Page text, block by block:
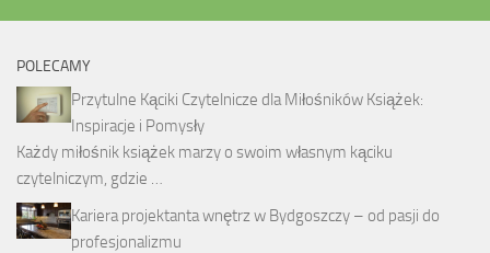
POLECAMY
Przytulne Kąciki Czytelnicze dla Miłośników Książek:
Inspiracje i Pomysły
Każdy miłośnik książek marzy o swoim własnym kąciku
czytelniczym, gdzie …
Kariera projektanta wnętrz w Bydgoszczy – od pasji do
profesjonalizmu